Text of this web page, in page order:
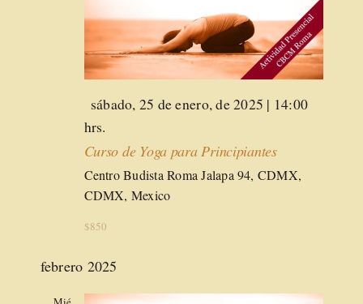
Destacado
sábado, 25 de enero, de 2025 | 14:00
hrs.
Curso de Yoga para Principiantes
Centro Budista RomaJalapa 94, CDMX,
CDMX, Mexico
$850
febrero 2025